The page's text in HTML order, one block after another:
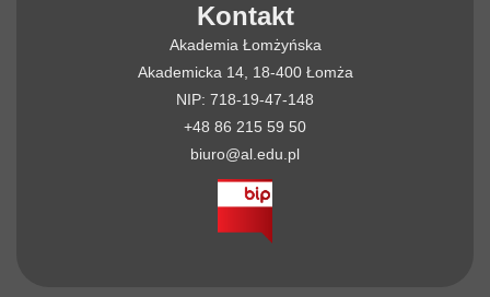
Kontakt
Akademia Łomżyńska
Akademicka 14, 18-400 Łomża
NIP: 718-19-47-148
+48 86 215 59 50
biuro@al.edu.pl